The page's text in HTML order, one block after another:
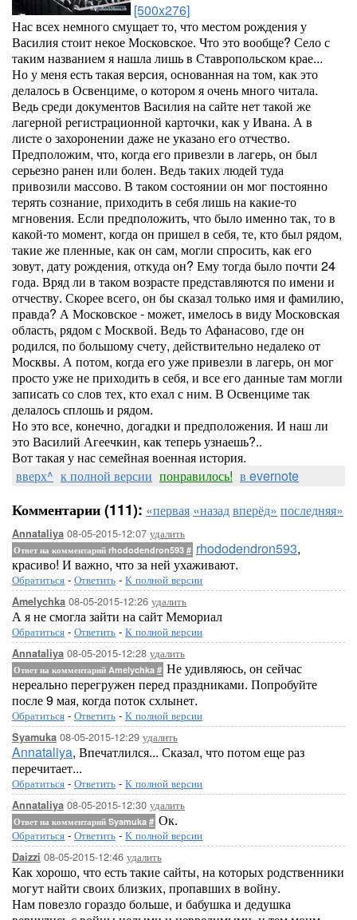
[500x276]
Нас всех немного смущает то, что местом рождения у
Василия стоит некое Московское. Что это вообще? Село с
таким названием я нашла лишь в Ставропольском крае...
Но у меня есть такая версия, основанная на том, как это
делалось в Освенциме, о котором я очень много читала.
Ведь среди документов Василия на сайте нет такой же
лагерной регистрационной карточки, как у Ивана. А в
листе о захоронении даже не указано его отчество.
Предположим, что, когда его привезли в лагерь, он был
серьезно ранен или болен. Ведь таких людей туда
привозили массово. В таком состоянии он мог постоянно
терять сознание, приходить в себя лишь на какие-то
мгновения. Если предположить, что было именно так, то в
какой-то момент, когда он пришел в себя, те, кто был рядом,
такие же пленные, как он сам, могли спросить, как его
зовут, дату рождения, откуда он? Ему тогда было почти 24
года. Вряд ли в таком возрасте представляются по имени и
отчеству. Скорее всего, он бы сказал только имя и фамилию,
правда? А Московское - может, имелось в виду Московская
область, рядом с Москвой. Ведь то Афанасово, где он
родился, по большому счету, действительно недалеко от
Москвы. А потом, когда его уже привезли в лагерь, он мог
просто уже не приходить в себя, и все его данные там могли
записать со слов тех, кто ехал с ним. В Освенциме так
делалось сплошь и рядом.
Но это все, конечно, догадки и предположения. И наш ли
это Василий Агеечкин, как теперь узнаешь?..
Вот такая у нас семейная военная история.
вверх^ к полной версии понравилось! в evernote
Комментарии (111): «первая «назадвперёд» последняя»
Annataliya 08-05-2015-12:07 удалить
Ответ на комментарий rhododendron593 # rhododendron593,
красиво! И важно, что за ней ухаживают.
Обратиться - Ответить - К полной версии
Amelychka 08-05-2015-12:26 удалить
А я не смогла зайти на сайт Мемориал
Обратиться - Ответить - К полной версии
Annataliya 08-05-2015-12:28 удалить
Ответ на комментарий Amelychka # Не удивляюсь, он сейчас
нереально перегружен перед праздниками. Попробуйте
после 9 мая, когда поток схлынет.
Обратиться - Ответить - К полной версии
Syamuka 08-05-2015-12:29 удалить
Annataliya, Впечатлился... Сказал, что потом еще раз
перечитает...
Обратиться - Ответить - К полной версии
Annataliya 08-05-2015-12:30 удалить
Ответ на комментарий Syamuka # Ок.
Обратиться - Ответить - К полной версии
Daizzi 08-05-2015-12:46 удалить
Как хорошо, что есть такие сайты, на которых родственники
могут найти своих близких, пропавших в войну.
Нам повезло гораздо больше, и бабушка и дедушка